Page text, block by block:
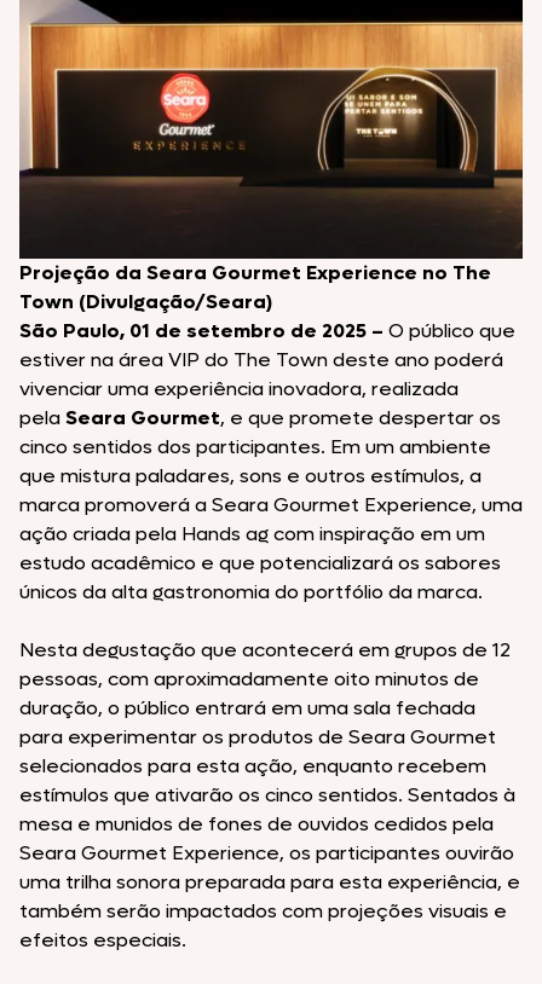
Projeção da Seara Gourmet Experience no The
Town (Divulgação/Seara)
São Paulo, 01 de setembro de 2025 – O público que
estiver na área VIP do The Town deste ano poderá
vivenciar uma experiência inovadora, realizada
pelaSeara Gourmet, e que promete despertar os
cinco sentidos dos participantes. Em um ambiente
que mistura paladares, sons e outros estímulos, a
marca promoverá a Seara Gourmet Experience, uma
ação criada pela Hands ag com inspiração em um
estudo acadêmico e que potencializará os sabores
únicos da alta gastronomia do portfólio da marca.
Nesta degustação que acontecerá em grupos de 12
pessoas, com aproximadamente oito minutos de
duração, o público entrará em uma sala fechada
para experimentar os produtos de Seara Gourmet
selecionados para esta ação, enquanto recebem
estímulos que ativarão os cinco sentidos. Sentados à
mesa e munidos de fones de ouvidos cedidos pela
Seara Gourmet Experience, os participantes ouvirão
uma trilha sonora preparada para esta experiência, e
também serão impactados com projeções visuais e
efeitos especiais.